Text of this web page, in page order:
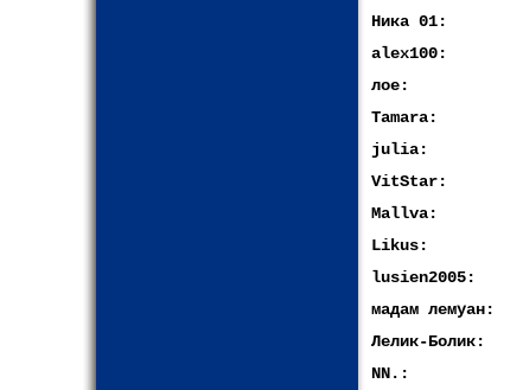
Ника 01:
alex100:
лое:
Tamara:
julia:
VitStar:
Mallva:
Likus:
lusien2005:
мадам лемуан:
Лелик-Болик:
NN.: